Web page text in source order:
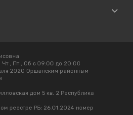
Чт , Пт , Сб c 09:00 до 20:00
2020 Оршанским районным
дом 5 кв. 2 Республика
реестре РБ: 26.01.2024 номер